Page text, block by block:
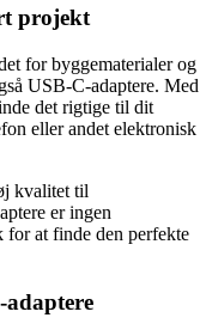
projekt
for byggematerialer og
USB-C-adaptere. Med
det rigtige til dit
eller andet elektronisk
kvalitet til
er ingen
for at finde den perfekte